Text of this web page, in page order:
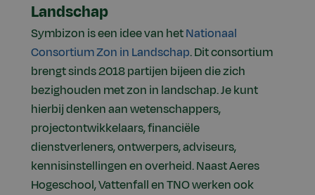
Landschap
Symbizon is een idee van hetNationaal
Consortium Zon in Landschap. Dit consortium
brengt sinds 2018 partijen bijeen die zich
bezighouden met zon in landschap. Je kunt
hierbij denken aan wetenschappers,
projectontwikkelaars, financiële
dienstverleners, ontwerpers, adviseurs,
kennisinstellingen en overheid. Naast Aeres
Hogeschool, Vattenfall en TNO werken ook